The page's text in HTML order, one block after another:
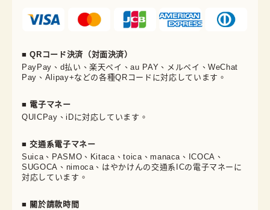
■ QRコード決済（対面決済）
PayPay、d払い、楽天ペイ、au PAY、メルペイ、WeChat
Pay、Alipay+などの各種QRコードに対応しています。
■ 電子マネー
QUICPay、iDに対応しています。
■ 交通系電子マネー
Suica、PASMO、Kitaca、toica、manaca、ICOCA、
SUGOCA、nimoca、はやかけんの交通系ICの電子マネーに
対応しています。
■ 關於請款時間